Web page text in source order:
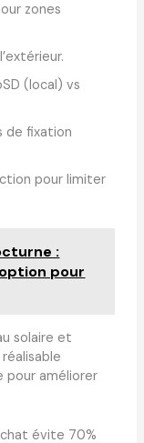
zones
(local) vs
de fixation
pour limiter
:
pour
solaire et
améliorer
évite 70%